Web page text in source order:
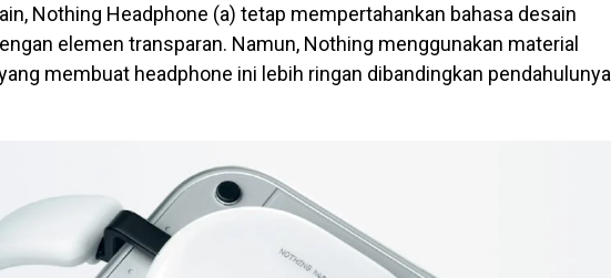
Nothing Headphone (a) tetap mempertahankan bahasa desain
elemen transparan. Namun, Nothing menggunakan material
membuat headphone ini lebih ringan dibandingkan pendahulunya